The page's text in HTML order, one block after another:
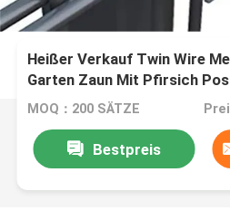
Heißer Verkauf Twin Wire
Garten Zaun Mit Pfirsich
MOQ：200 SÄTZE
Bestpreis